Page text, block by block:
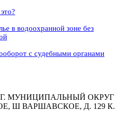
в водоохранной зоне без
с судебными органами
МУНИЦИПАЛЬНЫЙ ОКРУГ
Ш ВАРШАВСКОЕ, Д. 129 К.